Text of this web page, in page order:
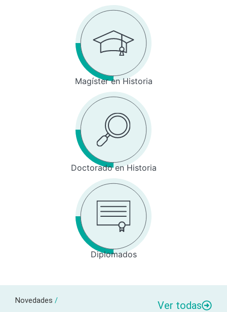
Magíster en Historia
Doctorado en Historia
Diplomados
Novedades / Ver todas